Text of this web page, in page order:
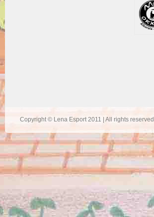
Copyright © Lena Esport 2011 | All rights reserved